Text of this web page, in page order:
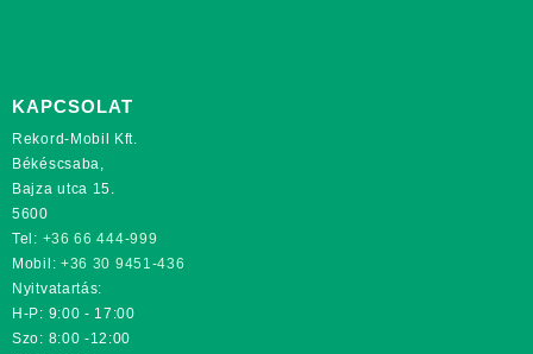
KAPCSOLAT
Rekord-Mobil Kft.
Békéscsaba,
Bajza utca 15.
5600
Tel: +36 66 444-999
Mobil: +36 30 9451-436
Nyitvatartás:
H-P: 9:00 - 17:00
Szo: 8:00 -12:00